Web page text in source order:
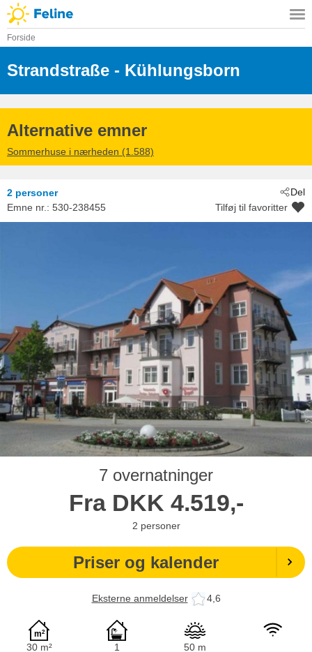
Forside
Strandstraße
- 18225
- Kühlungsborn
Alternative emner
Sommerhuse i nærheden (1.588)
Del
2 personer
Emne nr.: 530-238455 Tilføj til favoritter
7 overnatninger
Fra DKK 4.519,-
2 personer
Priser og kalender
Eksterne anmeldelser 4,6
30 m² 1 50 m